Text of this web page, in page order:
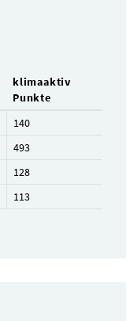
klimaaktiv
Punkte
140
493
128
113